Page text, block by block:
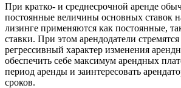
При кратко- и среднесрочной аренде
постоянные величины основных ставок
лизинге применяются как постоянные,
ставки. При этом арендодатели
регрессивный характер изменения
обеспечить себе максимум арендных
период аренды и заинтересовать
сроков.